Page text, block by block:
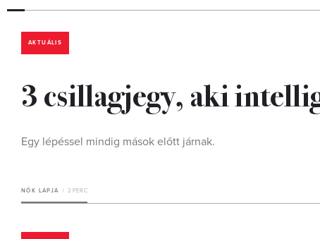
AKTUÁLIS
3 csillagjegy, aki
Egy lépéssel mindig mások előtt járnak.
NŐK LAPJA 2 PERC